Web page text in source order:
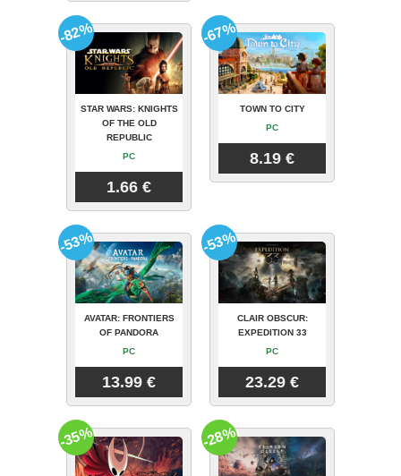
STAR WARS: KNIGHTS
OF THE OLD
REPUBLIC
PC
1.66 €
-82%
TOWN TO CITY
PC
8.19 €
-67%
AVATAR: FRONTIERS
OF PANDORA
PC
13.99 €
-53%
CLAIR OBSCUR:
EXPEDITION 33
PC
23.29 €
-53%
-35% -28%